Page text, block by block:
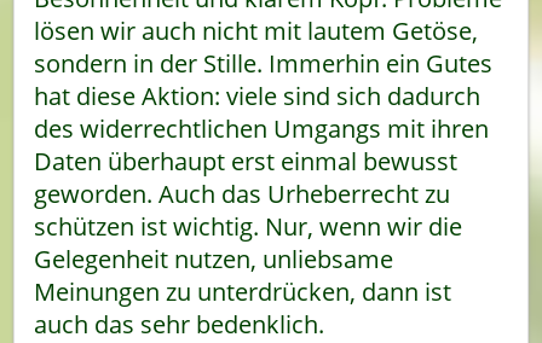
lösen wir auch nicht mit lautem Getöse,
sondern in der Stille. Immerhin ein Gutes
hat diese Aktion: viele sind sich dadurch
des widerrechtlichen Umgangs mit ihren
Daten überhaupt erst einmal bewusst
geworden. Auch das Urheberrecht zu
schützen ist wichtig. Nur, wenn wir die
Gelegenheit nutzen, unliebsame
Meinungen zu unterdrücken, dann ist
auch das sehr bedenklich.